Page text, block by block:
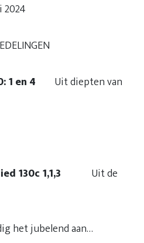
1 en 4 Uit diepten van
130c 1,1,3 Uit de
het jubelend aan…